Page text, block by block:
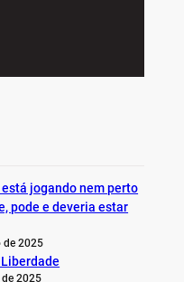
jogando nem perto
pode e deveria estar
de 2025
2025